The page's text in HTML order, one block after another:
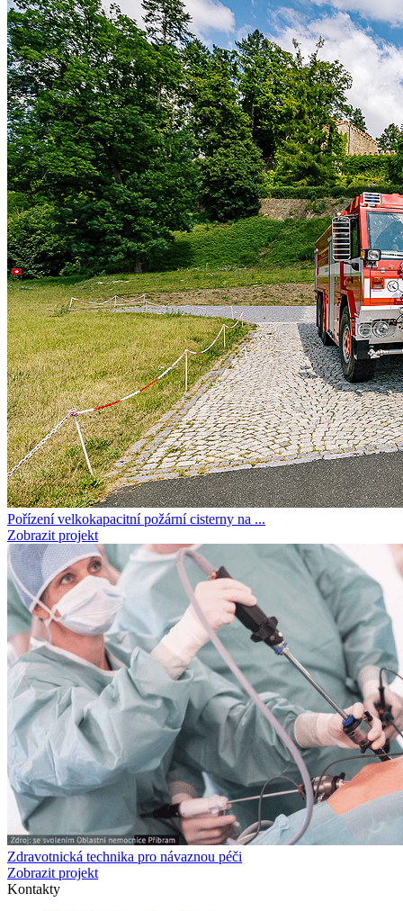
Pořízení velkokapacitní požární cisterny na ...
Zobrazit projekt
Zdravotnická technika pro návaznou péči
Zobrazit projekt
Kontakty